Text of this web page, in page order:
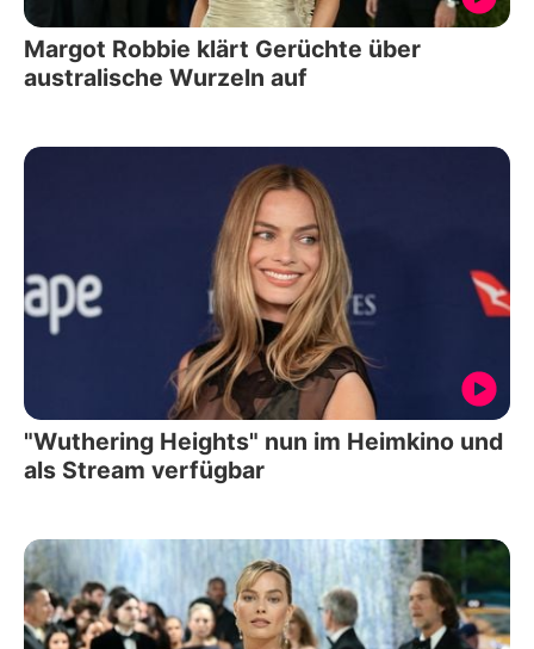
Margot Robbie klärt Gerüchte über
australische Wurzeln auf
"Wuthering Heights" nun im Heimkino und
als Stream verfügbar